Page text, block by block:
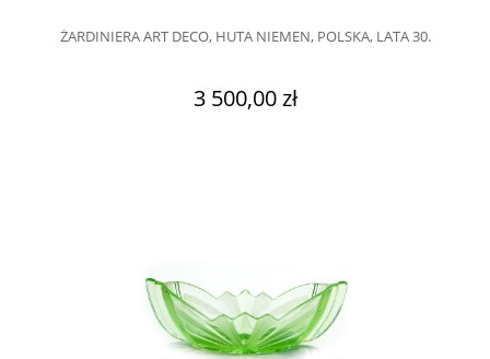
ŻARDINIERA ART DECO, HUTA NIEMEN, POLSKA, LATA 30.
3 500,00 zł